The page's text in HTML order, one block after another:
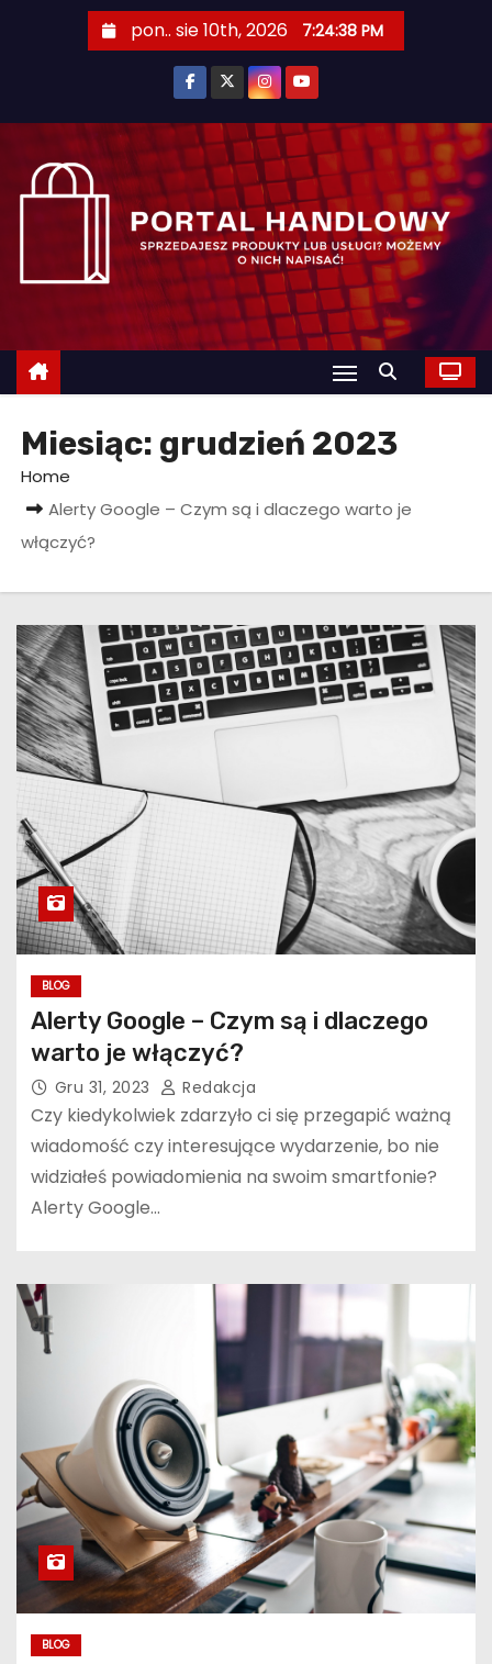
n
pon.. sie 10th, 2026 7:24:40 PM
Miesiąc: grudzień 2023
Home
Alerty Google – Czym są i dlaczego warto je
włączyć?
BLOG
Alerty Google – Czym są i dlaczego
warto je włączyć?
Gru 31, 2023 Redakcja
Czy kiedykolwiek zdarzyło ci się przegapić ważną
wiadomość czy interesujące wydarzenie, bo nie
widziałeś powiadomienia na swoim smartfonie?
Alerty Google…
BLOG